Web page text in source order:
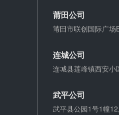
莆田公司
莆田市联创国际广场
连城公司
连城县莲峰镇西安小
武平公司
武平县公园1号1幢